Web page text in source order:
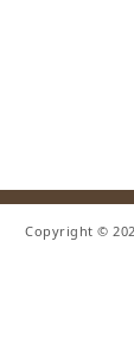
Copyright ©